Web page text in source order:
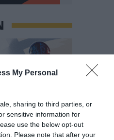
My Personal
sharing to third parties, or
sensitive information for
use the below opt-out
Please note that after your